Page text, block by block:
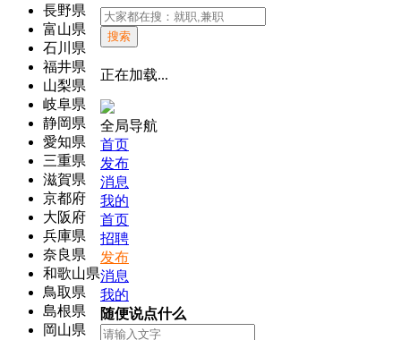
長野県
富山県
石川県
福井県
山梨県
岐阜県
静岡県
愛知県
三重県
滋賀県
京都府
大阪府
兵庫県
奈良県
和歌山県
鳥取県
島根県
岡山県
搜索
正在加载...
全局导航
首页
发布
消息
我的
首页
招聘
发布
消息
我的
随便说点什么